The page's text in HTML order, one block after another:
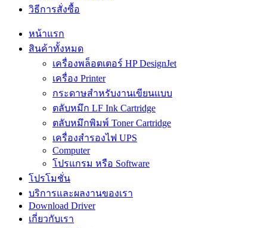
วิธีการสั่งซื้อ
หน้าแรก
สินค้าทั้งหมด
เครื่องพล็อตเตอร์ HP DesignJet
เครื่อง Printer
กระดาษสำหรับงานเขียนแบบ
ตลับหมึก LF Ink Cartridge
ตลับหมึกพิมพ์ Toner Cartridge
เครื่องสำรองไฟ UPS
Computer
โปรแกรม หรือ Software
โปรโมชั่น
บริการและผลงานของเรา
Download Driver
เกี่ยวกับเรา